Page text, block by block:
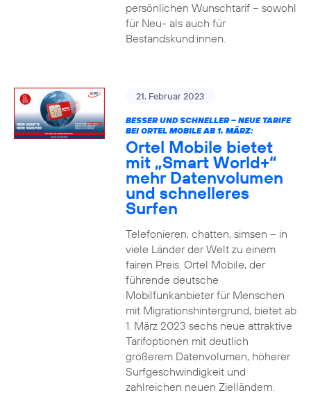
persönlichen Wunschtarif – sowohl
für Neu- als auch für
Bestandskund:innen.
21. Februar 2023
BESSER UND SCHNELLER – NEUE TARIFE
BEI ORTEL MOBILE AB 1. MÄRZ:
Ortel Mobile bietet
mit „Smart World+“
mehr Datenvolumen
und schnelleres
Surfen
Telefonieren, chatten, simsen – in
viele Länder der Welt zu einem
fairen Preis. Ortel Mobile, der
führende deutsche
Mobilfunkanbieter für Menschen
mit Migrationshintergrund, bietet ab
1. März 2023 sechs neue attraktive
Tarifoptionen mit deutlich
größerem Datenvolumen, höherer
Surfgeschwindigkeit und
zahlreichen neuen Zielländern.